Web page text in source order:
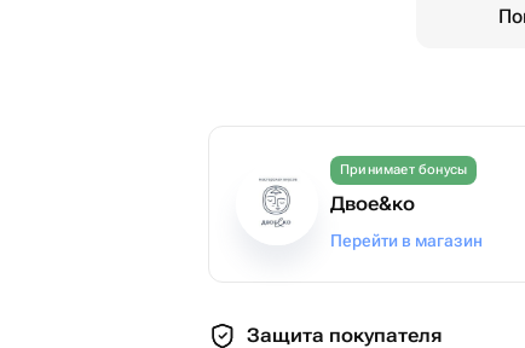
Принимает бонусы
Двое&ко
Перейти в магазин
Защита покупателя